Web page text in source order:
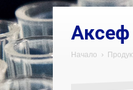
Аксеф
Начало